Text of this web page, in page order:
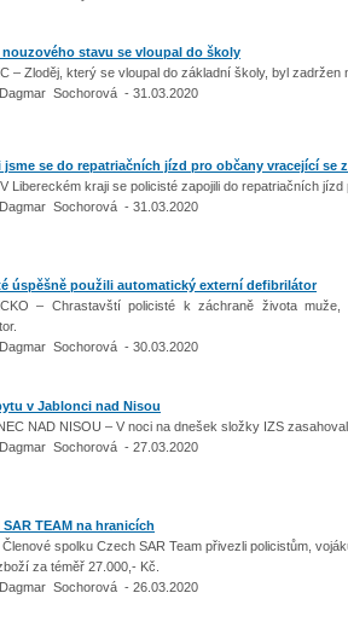
nouzového stavu se vloupal do školy
– Zloděj, který se vloupal do základní školy, byl
Sochorová - 31.03.2020
jsme se do repatriačních jízd pro občany vracející se
Libereckém kraji se policisté zapojili do repatriačních
Sochorová - 31.03.2020
úspěšně použili automatický externí defibrilátor
– Chrastavští policisté k záchraně života
Sochorová - 30.03.2020
v Jablonci nad Nisou
NAD NISOU – V noci na dnešek složky IZS
Sochorová - 27.03.2020
SAR TEAM na hranicích
Členové spolku Czech SAR Team přivezli policistům,
za téměř 27.000,- Kč.
Sochorová - 26.03.2020